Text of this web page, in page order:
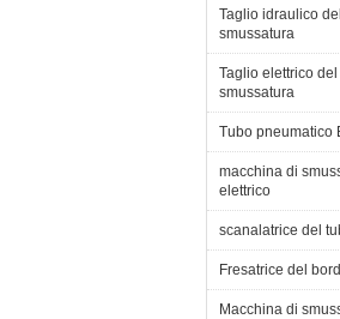
Taglio idraulico
smussatura
Taglio elettrico
smussatura
Tubo pneumatico
macchina di
elettrico
scanalatrice del
Fresatrice del
Macchina di